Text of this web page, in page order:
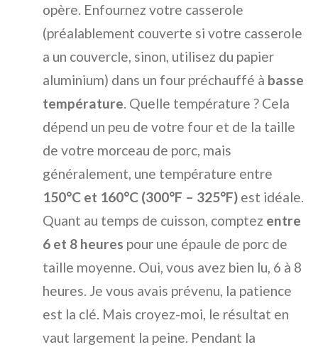
opère. Enfournez votre casserole
(préalablement couverte si votre casserole
a un couvercle, sinon, utilisez du papier
aluminium) dans un four préchauffé à basse
température . Quelle température ? Cela
dépend un peu de votre four et de la taille
de votre morceau de porc, mais
généralement, une température entre
150°C et 160°C (300°F – 325°F) est idéale.
Quant au temps de cuisson, comptez entre
6 et 8 heures pour une épaule de porc de
taille moyenne. Oui, vous avez bien lu, 6 à 8
heures. Je vous avais prévenu, la patience
est la clé. Mais croyez-moi, le résultat en
vaut largement la peine. Pendant la